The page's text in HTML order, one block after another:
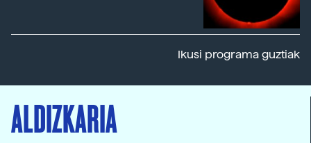
Ikusi programa guztiak
ALDIZKARIA